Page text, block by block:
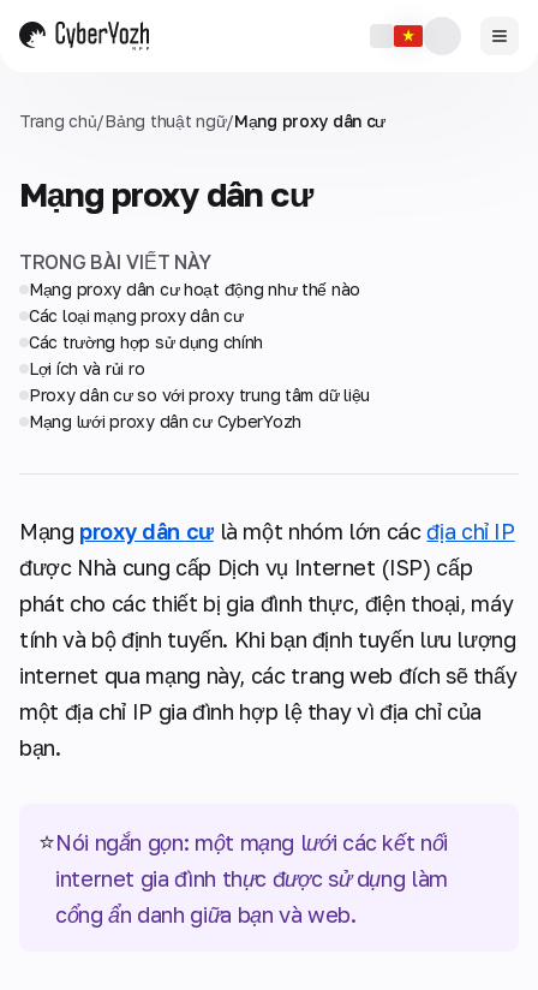
Trang chủ/Bảng thuật ngữ/Mạng proxy dân cư
Mạng proxy dân cư
TRONG BÀI VIẾT NÀY
Mạng proxy dân cư hoạt động như thế nào
Các loại mạng proxy dân cư
Các trường hợp sử dụng chính
Lợi ích và rủi ro
Proxy dân cư so với proxy trung tâm dữ liệu
Mạng lưới proxy dân cư CyberYozh
Mạng proxy dân cư là một nhóm lớn cácđịa chỉ IP
được Nhà cung cấp Dịch vụ Internet (ISP) cấp
phát cho các thiết bị gia đình thực, điện thoại, máy
tính và bộ định tuyến. Khi bạn định tuyến lưu lượng
internet qua mạng này, các trang web đích sẽ thấy
một địa chỉ IP gia đình hợp lệ thay vì địa chỉ của
bạn.
⭐Nói ngắn gọn: một mạng lưới các kết nối
internet gia đình thực được sử dụng làm
cổng ẩn danh giữa bạn và web.